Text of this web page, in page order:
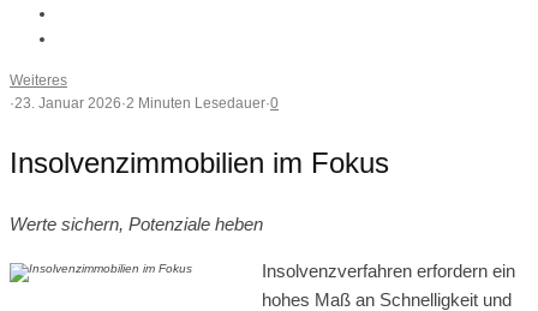
Weiteres
·23. Januar 2026·2 Minuten Lesedauer·0
Insolvenzimmobilien im Fokus
Werte sichern, Potenziale heben
Insolvenzverfahren erfordern ein
hohes Maß an Schnelligkeit und